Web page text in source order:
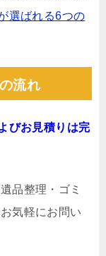
選ばれる6つの
流れ
びお見積りは完
品整理・ゴミ
気軽にお問い